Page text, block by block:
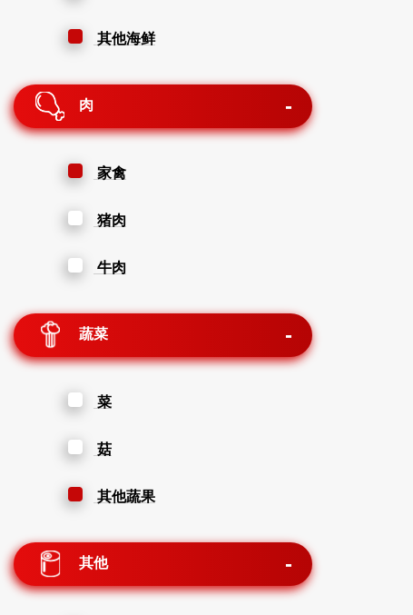
其他海鲜
肉
家禽
猪肉
牛肉
蔬菜
菜
菇
其他蔬果
其他